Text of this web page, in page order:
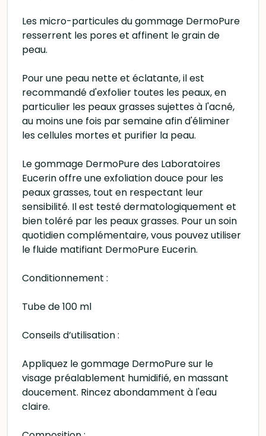
Les micro-particules du gommage DermoPure
resserrent les pores et affinent le grain de
peau.
Pour une peau nette et éclatante, il est
recommandé d'exfolier toutes les peaux, en
particulier les peaux grasses sujettes à l'acné,
au moins une fois par semaine afin d'éliminer
les cellules mortes et purifier la peau.
Le gommage DermoPure des Laboratoires
Eucerin offre une exfoliation douce pour les
peaux grasses, tout en respectant leur
sensibilité. Il est testé dermatologiquement et
bien toléré par les peaux grasses. Pour un soin
quotidien complémentaire, vous pouvez utiliser
le fluide matifiant DermoPure Eucerin.
Conditionnement :
Tube de 100 ml
Conseils d’utilisation :
Appliquez le gommage DermoPure sur le
visage préalablement humidifié, en massant
doucement. Rincez abondamment à l'eau
claire.